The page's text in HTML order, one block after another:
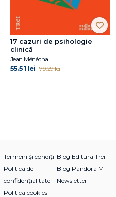
17 cazuri de psihologie
clinică
Jean Ménéchal
55.51 lei 79.29 lei
Termeni și condiții
Politica de
confidențialitate
Politica cookies
Blog Editura Trei
Blog Pandora M
Newsletter